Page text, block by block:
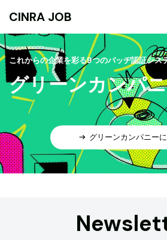
CINRA JOB
これからの企業を彩る9つのバッヂ認証シス
グリーンカンパ
グリーンカンパニー